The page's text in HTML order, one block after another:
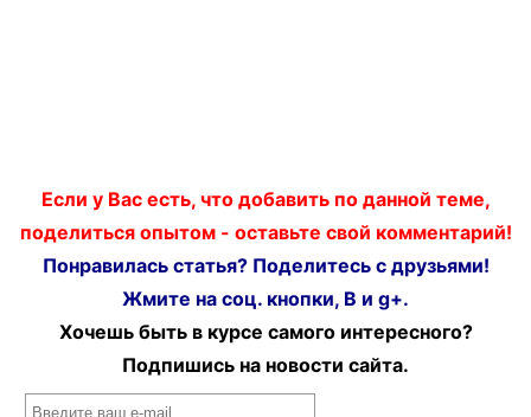
Если у Вас есть, что добавить по данной теме,
поделиться опытом - оставьте свой комментарий!
Понравилась статья? Поделитесь с друзьями!
Жмите на соц. кнопки, В и g+.
Хочешь быть в курсе самого интересного?
Подпишись на новости сайта.